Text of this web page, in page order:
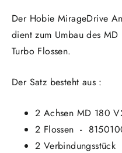
Der Hobie MirageDrive
dient zum Umbau des
Turbo Flossen.
Der Satz besteht aus :
2 Achsen MD 180
2 Flossen -
2